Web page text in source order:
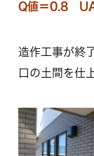
Q値＝0.8
造作工事が終
口の土間を仕